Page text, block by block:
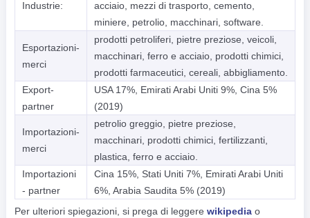
Industrie:
acciaio, mezzi di trasporto, cemento,
miniere, petrolio, macchinari, software.
Esportazioni-
merci
prodotti petroliferi, pietre preziose, veicoli,
macchinari, ferro e acciaio, prodotti chimici,
prodotti farmaceutici, cereali, abbigliamento.
Export-
partner
USA 17%, Emirati Arabi Uniti 9%, Cina 5%
(2019)
Importazioni-
merci
petrolio greggio, pietre preziose,
macchinari, prodotti chimici, fertilizzanti,
plastica, ferro e acciaio.
Importazioni
- partner
Cina 15%, Stati Uniti 7%, Emirati Arabi Uniti
6%, Arabia Saudita 5% (2019)
Per ulteriori spiegazioni, si prega di leggere wikipediao